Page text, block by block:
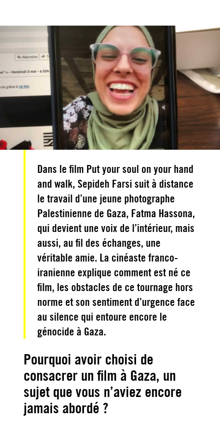
Dans le film Put your soul on your hand
and walk, Sepideh Farsi suit à distance
le travail d’une jeune photographe
Palestinienne de Gaza, Fatma Hassona,
qui devient une voix de l’intérieur, mais
aussi, au fil des échanges, une
véritable amie. La cinéaste franco-
iranienne explique comment est né ce
film, les obstacles de ce tournage hors
norme et son sentiment d’urgence face
au silence qui entoure encore le
génocide à Gaza.
Pourquoi avoir choisi de
consacrer un film à Gaza, un
sujet que vous n’aviez encore
jamais abordé ?